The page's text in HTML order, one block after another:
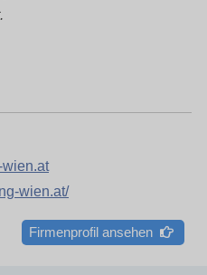
wien.at/
Firmenprofil ansehen